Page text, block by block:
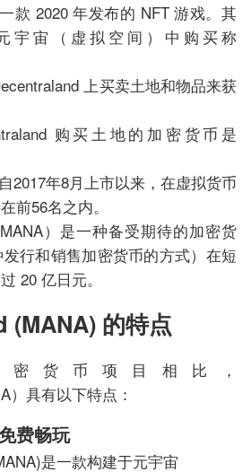
款 2020 年发布的 NFT 游戏。其
宇宙（虚拟空间）中购买称
上买卖土地和物品来获
购买土地的加密货币是
2017年8月上市以来，在虚拟货币
前56名之内。
）是一种备受期待的加密货
行和销售加密货币的方式）在短
20 亿日元。
(MANA) 的特点
货币项目相比，
）具有以下特点：
费畅玩
是一款构建于元宇宙